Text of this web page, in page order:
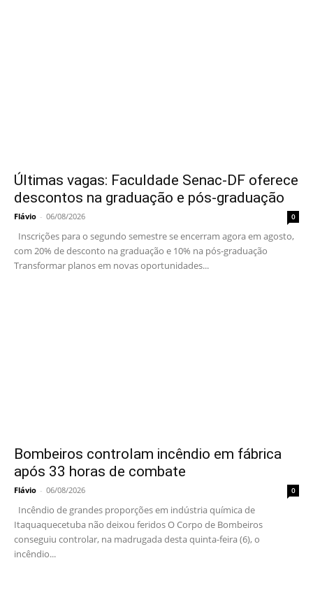
Últimas vagas: Faculdade Senac-DF oferece
descontos na graduação e pós-graduação
Flávio - 06/08/2026 0
Inscrições para o segundo semestre se encerram agora em agosto,
com 20% de desconto na graduação e 10% na pós-graduação
Transformar planos em novas oportunidades...
Bombeiros controlam incêndio em fábrica
após 33 horas de combate
Flávio - 06/08/2026 0
Incêndio de grandes proporções em indústria química de
Itaquaquecetuba não deixou feridos O Corpo de Bombeiros
conseguiu controlar, na madrugada desta quinta-feira (6), o
incêndio...